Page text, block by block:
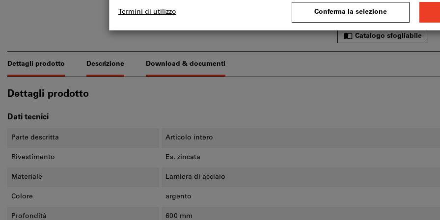
Aggiungi alla lista dei
Catalogo sfogliabile
Dettagli prodotto Descrizione Download & documenti
Dettagli prodotto
Dati tecnici
Parte descritta Articolo intero
Rivestimento Es. zincata
Materiale Lamiera di acciaio
Colore argento
Profondità 600 mm